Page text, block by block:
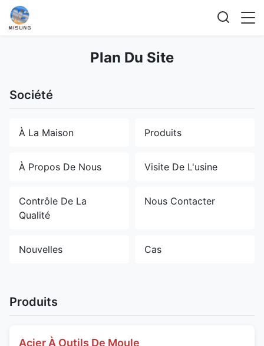
Plan Du Site
Société
À La Maison Produits
À Propos De Nous Visite De L'usine
Contrôle De La
Qualité
Nous Contacter
Nouvelles Cas
Produits
Acier À Outils De Moule